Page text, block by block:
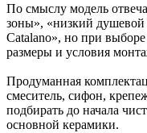
По смыслу модель
зоны», «низкий
Catalano», но при
размеры и условия
Продуманная
смеситель, сифон,
подбирать до начала
основной керамики.